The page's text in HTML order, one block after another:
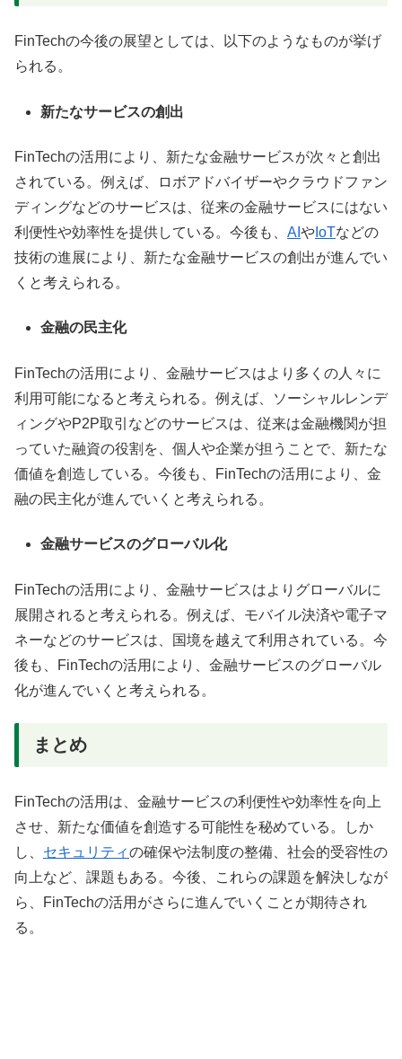
FinTechの今後の展望としては、以下のようなものが挙げ
られる。
新たなサービスの創出
FinTechの活用により、新たな金融サービスが次々と創出
されている。例えば、ロボアドバイザーやクラウドファン
ディングなどのサービスは、従来の金融サービスにはない
利便性や効率性を提供している。今後も、 AI や IoTなどの
技術の進展により、新たな金融サービスの創出が進んでい
くと考えられる。
金融の民主化
FinTechの活用により、金融サービスはより多くの人々に
利用可能になると考えられる。例えば、ソーシャルレンデ
ィングやP2P取引などのサービスは、従来は金融機関が担
っていた融資の役割を、個人や企業が担うことで、新たな
価値を創造している。今後も、FinTechの活用により、金
融の民主化が進んでいくと考えられる。
金融サービスのグローバル化
FinTechの活用により、金融サービスはよりグローバルに
展開されると考えられる。例えば、モバイル決済や電子マ
ネーなどのサービスは、国境を越えて利用されている。今
後も、FinTechの活用により、金融サービスのグローバル
化が進んでいくと考えられる。
まとめ
FinTechの活用は、金融サービスの利便性や効率性を向上
させ、新たな価値を創造する可能性を秘めている。しか
し、 セキュリティの確保や法制度の整備、社会的受容性の
向上など、課題もある。今後、これらの課題を解決しなが
ら、FinTechの活用がさらに進んでいくことが期待され
る。